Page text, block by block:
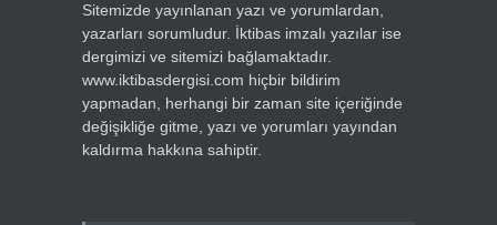
Sitemizde yayınlanan yazı ve yorumlardan,
yazarları sorumludur. İktibas imzalı yazılar ise
dergimizi ve sitemizi bağlamaktadır.
www.iktibasdergisi.com hiçbir bildirim
yapmadan, herhangi bir zaman site içeriğinde
değişikliğe gitme, yazı ve yorumları yayından
kaldırma hakkına sahiptir.